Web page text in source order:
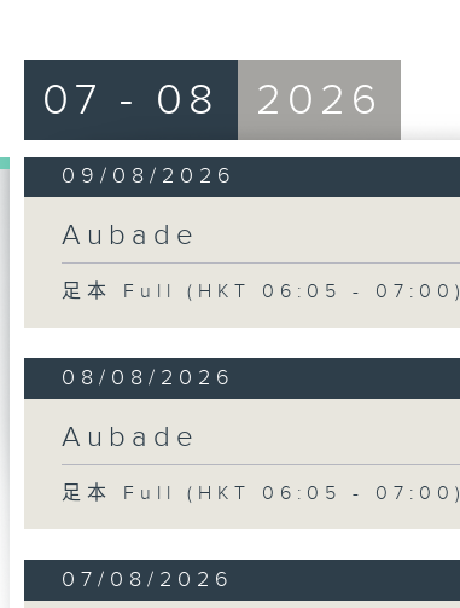
07 - 08 2026
09/08/2026
Aubade
足本 Full (HKT 06:05 - 07:00)
08/08/2026
Aubade
足本 Full (HKT 06:05 - 07:00)
07/08/2026